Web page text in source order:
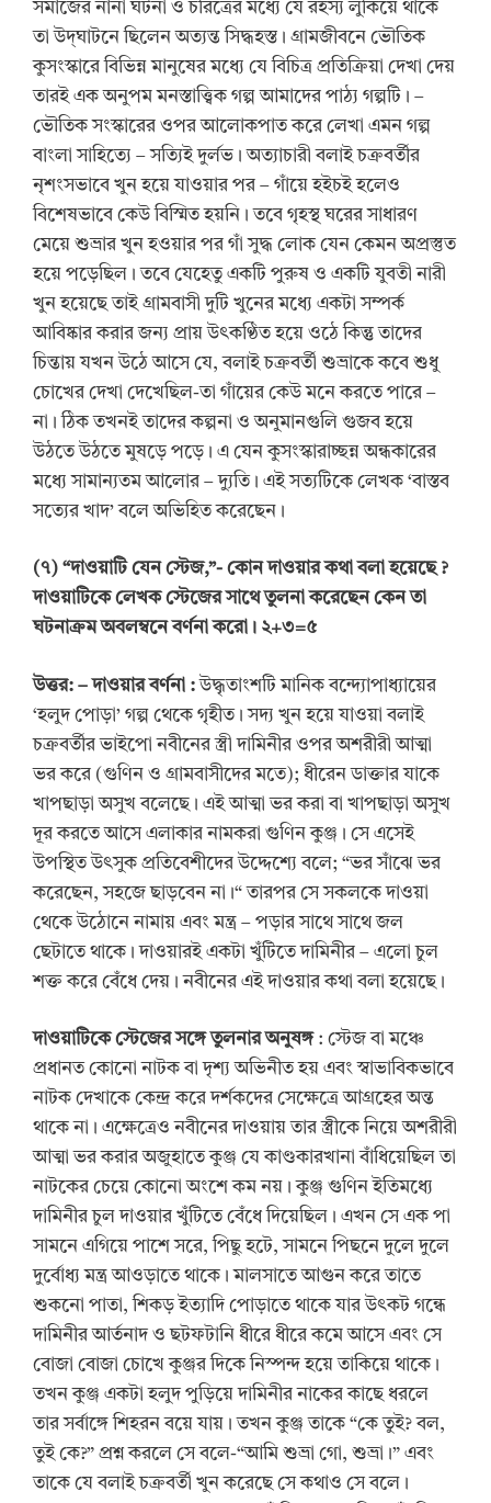
সমাজের নানা ঘটনা ও চরিত্রের মধ্যে যে রহস্য লুকিয়ে থাকে
তা উদ্‌ঘাটনে ছিলেন অত্যন্ত সিদ্ধহস্ত। গ্রামজীবনে ভৌতিক
কুসংস্কারে বিভিন্ন মানুষের মধ্যে যে বিচিত্র প্রতিক্রিয়া দেখা দেয়
তারই এক অনুপম মনস্তাত্ত্বিক গল্প আমাদের পাঠ্য গল্পটি। –
ভৌতিক সংস্কারের ওপর আলোকপাত করে লেখা এমন গল্প
বাংলা সাহিত্যে – সত্যিই দুর্লভ। অত্যাচারী বলাই চক্রবর্তীর
নৃশংসভাবে খুন হয়ে যাওয়ার পর – গাঁয়ে হইচই হলেও
বিশেষভাবে কেউ বিস্মিত হয়নি। তবে গৃহস্থ ঘরের সাধারণ
মেয়ে শুভ্রার খুন হওয়ার পর গাঁ সুদ্ধ লোক যেন কেমন অপ্রস্তুত
হয়ে পড়েছিল। তবে যেহেতু একটি পুরুষ ও একটি যুবতী নারী
খুন হয়েছে তাই গ্রামবাসী দুটি খুনের মধ্যে একটা সম্পর্ক
আবিষ্কার করার জন্য প্রায় উৎকণ্ঠিত হয়ে ওঠে কিন্তু তাদের
চিন্তায় যখন উঠে আসে যে, বলাই চক্রবর্তী শুভ্রাকে কবে শুধু
চোখের দেখা দেখেছিল-তা গাঁয়ের কেউ মনে করতে পারে –
না। ঠিক তখনই তাদের কল্পনা ও অনুমানগুলি গুজব হয়ে
উঠতে উঠতে মুষড়ে পড়ে। এ যেন কুসংস্কারাচ্ছন্ন অন্ধকারের
মধ্যে সামান্যতম আলোর – দ্যুতি। এই সত্যটিকে লেখক ‘বাস্তব
সত্যের খাদ’ বলে অভিহিত করেছেন।
(৭) “দাওয়াটি যেন স্টেজ,”- কোন দাওয়ার কথা বলা হয়েছে ?
দাওয়াটিকে লেখক স্টেজের সাথে তুলনা করেছেন কেন তা
ঘটনাক্রম অবলম্বনে বর্ণনা করো। ২+৩=৫
উত্তর: – দাওয়ার বর্ণনা :উদ্ধৃতাংশটি মানিক বন্দ্যোপাধ্যায়ের
‘হলুদ পোড়া’ গল্প থেকে গৃহীত। সদ্য খুন হয়ে যাওয়া বলাই
চক্রবর্তীর ভাইপো নবীনের স্ত্রী দামিনীর ওপর অশরীরী আত্মা
ভর করে (গুণিন ও গ্রামবাসীদের মতে); ধীরেন ডাক্তার যাকে
খাপছাড়া অসুখ বলেছে। এই আত্মা ভর করা বা খাপছাড়া অসুখ
দূর করতে আসে এলাকার নামকরা গুণিন কুঞ্জ। সে এসেই
উপস্থিত উৎসুক প্রতিবেশীদের উদ্দেশ্যে বলে; “ভর সাঁঝে ভর
করেছেন, সহজে ছাড়বেন না।“ তারপর সে সকলকে দাওয়া
থেকে উঠোনে নামায় এবং মন্ত্র – পড়ার সাথে সাথে জল
ছেটাতে থাকে। দাওয়ারই একটা খুঁটিতে দামিনীর – এলো চুল
শক্ত করে বেঁধে দেয়। নবীনের এই দাওয়ার কথা বলা হয়েছে।
দাওয়াটিকে স্টেজের সঙ্গে তুলনার অনুষঙ্গ: স্টেজ বা মঞ্চে
প্রধানত কোনো নাটক বা দৃশ্য অভিনীত হয় এবং স্বাভাবিকভাবে
নাটক দেখাকে কেন্দ্র করে দর্শকদের সেক্ষেত্রে আগ্রহের অন্ত
থাকে না। এক্ষেত্রেও নবীনের দাওয়ায় তার স্ত্রীকে নিয়ে অশরীরী
আত্মা ভর করার অজুহাতে কুঞ্জ যে কাণ্ডকারখানা বাঁধিয়েছিল তা
নাটকের চেয়ে কোনো অংশে কম নয়। কুঞ্জ গুণিন ইতিমধ্যে
দামিনীর চুল দাওয়ার খুঁটিতে বেঁধে দিয়েছিল। এখন সে এক পা
সামনে এগিয়ে পাশে সরে, পিছু হটে, সামনে পিছনে দুলে দুলে
দুর্বোধ্য মন্ত্র আওড়াতে থাকে। মালসাতে আগুন করে তাতে
শুকনো পাতা, শিকড় ইত্যাদি পোড়াতে থাকে যার উৎকট গন্ধে
দামিনীর আর্তনাদ ও ছটফটানি ধীরে ধীরে কমে আসে এবং সে
বোজা বোজা চোখে কুঞ্জর দিকে নিস্পন্দ হয়ে তাকিয়ে থাকে।
তখন কুঞ্জ একটা হলুদ পুড়িয়ে দামিনীর নাকের কাছে ধরলে
তার সর্বাঙ্গে শিহরন বয়ে যায়। তখন কুঞ্জ তাকে “কে তুই? বল,
তুই কে?” প্রশ্ন করলে সে বলে-“আমি শুভ্রা গো, শুভ্রা।” এবং
তাকে যে বলাই চক্রবর্তী খুন করেছে সে কথাও সে বলে।